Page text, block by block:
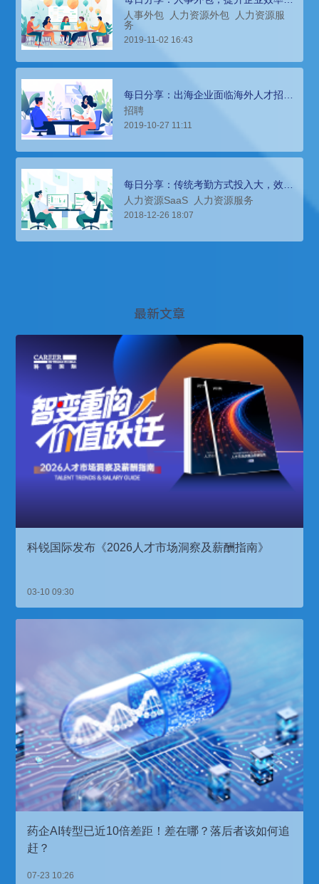
利器
人事外包 人力资源外包
人力资源服
务
2019-11-02 16:43
每日分享：出海企业面临海外人才招聘
难题，怎么办？
招聘
2019-10-27 11:11
每日分享：传统考勤方式投入大，效率
慢，该如何提供效率与准确度？
人力资源SaaS 人力资源服务
2018-12-26 18:07
最新文章
科锐国际发布《2026人才市场洞察及薪酬指南》
03-10 09:30
药企AI转型已近10倍差距！差在哪？落后者该如何追
赶？
07-23 10:26